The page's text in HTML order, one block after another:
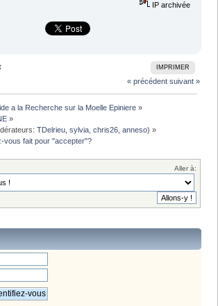
IP archivée
IMPRIMER
« précédent suivant »
a la Recherche sur la Moelle Epiniere »
»
TDelrieu ,sylvia ,chris26 ,anneso) »
vous fait pour "accepter"?
Aller à: